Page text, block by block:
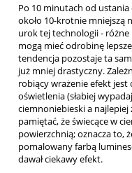
Po 10 minutach od
około 10-krotnie mniejszą
urok tej technologii -
mogą mieć odrobinę
tendencja pozostaje ta
już mniej drastyczny.
robiący wrażenie efekt
oświetlenia (słabiej
ciemnoniebieski a najlepiej
pamiętać, że świecące w
powierzchnią; oznacza to,
pomalowany farbą
dawał ciekawy efekt.